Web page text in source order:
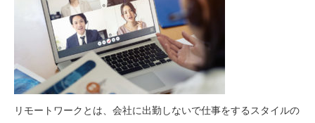
リモートワークとは、会社に出勤しないで仕事をするスタイルの